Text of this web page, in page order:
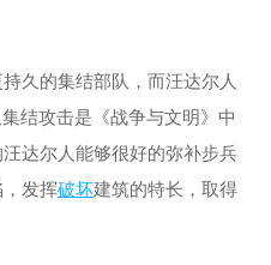
久的集结部队，而汪达尔人
结攻击是《战争与文明》中
达尔人能够很好的弥补步兵
发挥破坏建筑的特长，取得